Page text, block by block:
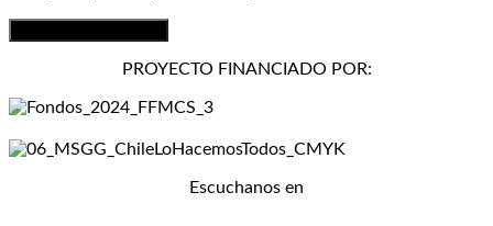
PROYECTO FINANCIADO POR:
Escuchanos en